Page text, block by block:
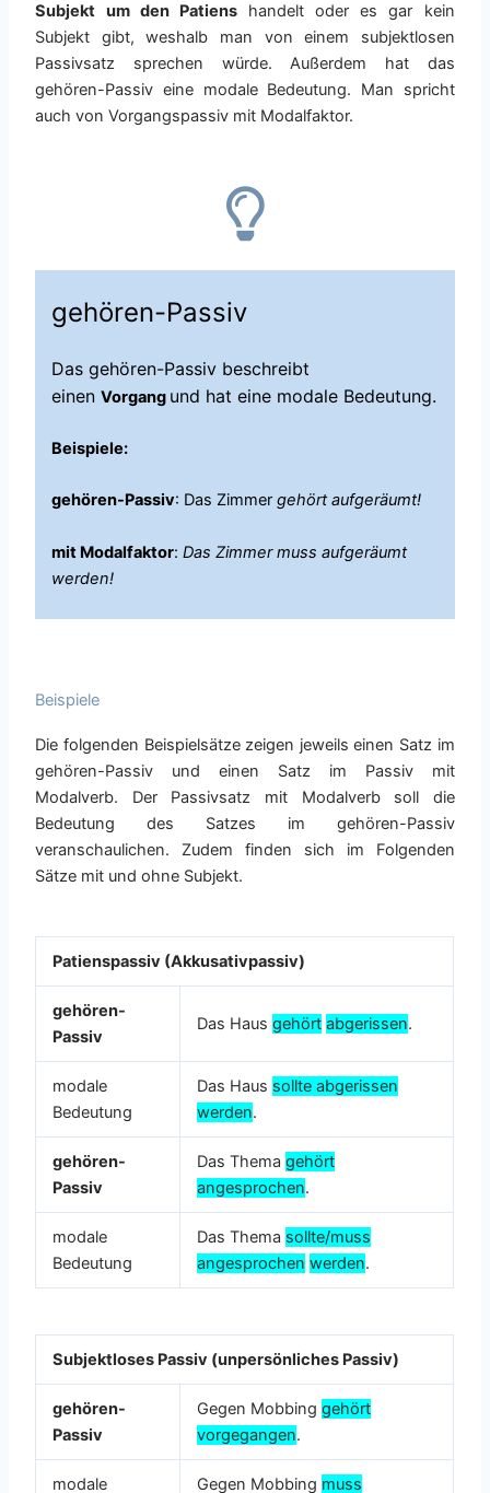
Subjekt um den Patienshandelt oder es gar kein
Subjekt gibt, weshalb man von einem subjektlosen
Passivsatz sprechen würde. Außerdem hat das
gehören-Passiv eine modale Bedeutung. Man spricht
auch von Vorgangspassiv mit Modalfaktor.
gehören-Passiv
Das gehören-Passiv beschreibt
einenVorgang und hat eine modale Bedeutung.
Beispiele:
gehören-Passiv: Das Zimmergehört aufgeräumt!
mit Modalfaktor:Das Zimmer muss aufgeräumt
werden!
Beispiele
Die folgenden Beispielsätze zeigen jeweils einen Satz im
gehören-Passiv und einen Satz im Passiv mit
Modalverb. Der Passivsatz mit Modalverb soll die
Bedeutung des Satzes im gehören-Passiv
veranschaulichen. Zudem finden sich im Folgenden
Sätze mit und ohne Subjekt.
Patienspassiv (Akkusativpassiv)
gehören-
Passiv
Das Hausgehört abgerissen.
modale
Bedeutung
Das Haus sollte abgerissen
werden.
gehören-
Passiv
Das Themagehört
angesprochen.
modale
Bedeutung
Das Thema sollte/muss
angesprochen werden.
Subjektloses Passiv (unpersönliches Passiv)
gehören-
Passiv
Gegen Mobbinggehört
vorgegangen.
modale Gegen Mobbing muss